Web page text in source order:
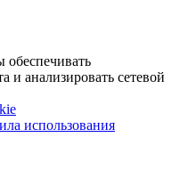
и анализировать сетевой
использования